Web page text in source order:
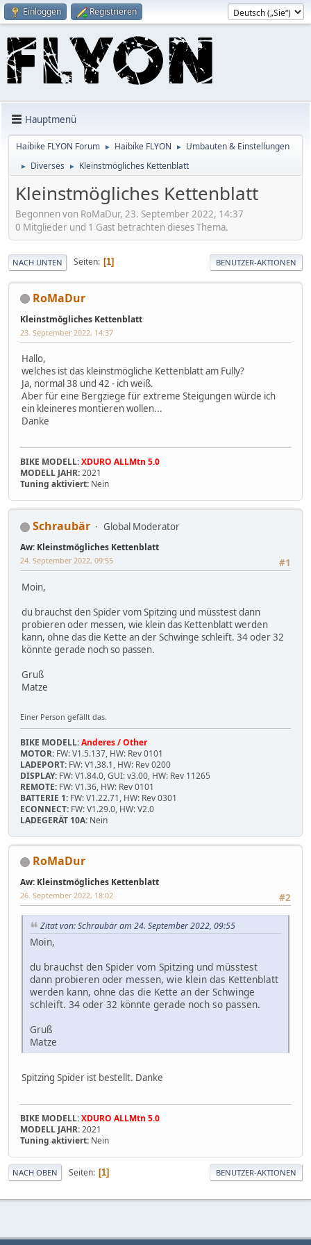
Einloggen Registrieren
Hauptmenü
Haibike FLYON Forum ► Haibike FLYON ► Umbauten & Einstellungen
► Diverses ► Kleinstmögliches Kettenblatt
Kleinstmögliches Kettenblatt
Begonnen von RoMaDur, 23. September 2022, 14:37
0 Mitglieder und 1 Gast betrachten dieses Thema.
NACH UNTEN Seiten 1 BENUTZER-AKTIONEN
RoMaDur
Kleinstmögliches Kettenblatt
23. September 2022, 14:37
Hallo,
welches ist das kleinstmögliche Kettenblatt am Fully?
Ja, normal 38 und 42 - ich weiß.
Aber für eine Bergziege für extreme Steigungen würde ich
ein kleineres montieren wollen...
Danke
BIKE MODELL:XDURO ALLMtn 5.0
MODELL JAHR:2021
Tuning aktiviert: Nein
Schraubär Global Moderator
Aw: Kleinstmögliches Kettenblatt
#1
24. September 2022, 09:55
Moin,
du brauchst den Spider vom Spitzing und müsstest dann
probieren oder messen, wie klein das Kettenblatt werden
kann, ohne das die Kette an der Schwinge schleift. 34 oder 32
könnte gerade noch so passen.
Gruß
Matze
Einer Person gefällt das.
BIKE MODELL:Anderes / Other
MOTOR: FW: V1.5.137, HW: Rev 0101
LADEPORT: FW: V1.38.1, HW: Rev 0200
DISPLAY: FW: V1.84.0, GUI: v3.00, HW: Rev 11265
REMOTE: FW: V1.36, HW: Rev 0101
BATTERIE 1: FW: V1.22.71, HW: Rev 0301
ECONNECT: FW: V1.29.0, HW: V2.0
LADEGERÄT 10A: Nein
RoMaDur
Aw: Kleinstmögliches Kettenblatt
#2
26. September 2022, 18:02
Zitat von: Schraubär am 24. September 2022, 09:55
Moin,
du brauchst den Spider vom Spitzing und müsstest
dann probieren oder messen, wie klein das Kettenblatt
werden kann, ohne das die Kette an der Schwinge
schleift. 34 oder 32 könnte gerade noch so passen.
Gruß
Matze
Spitzing Spider ist bestellt. Danke
BIKE MODELL:XDURO ALLMtn 5.0
MODELL JAHR:2021
Tuning aktiviert: Nein
NACH OBEN Seiten 1 BENUTZER-AKTIONEN